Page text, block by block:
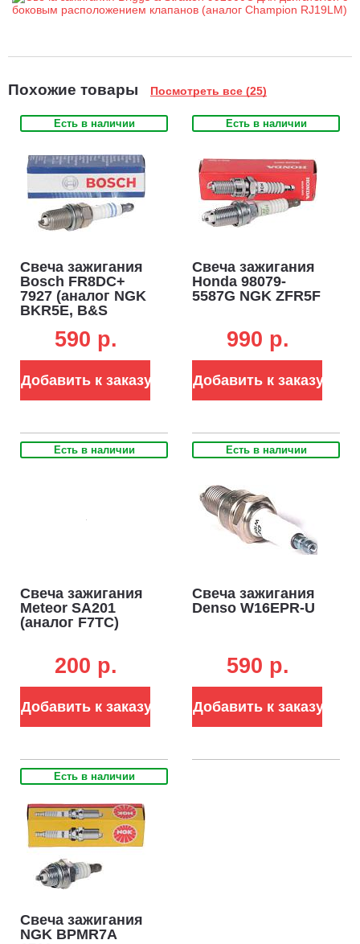
Похожие товары Посмотреть все (25)
Есть в наличии
Свеча зажигания
Bosch FR8DC+
7927 (аналог NGK
BKR5E, B&S
RC12YC)590 p.
Добавить к заказу
Есть в наличии
Свеча зажигания
Honda 98079-
5587G NGK ZFR5F
990 p.
Добавить к заказу
Есть в наличии
Свеча зажигания
Meteor SA201
(аналог F7TC)
200 p.
Добавить к заказу
Есть в наличии
Свеча зажигания
Denso W16EPR-U
590 p.
Добавить к заказу
Есть в наличии
Свеча зажигания
NGK BPMR7A